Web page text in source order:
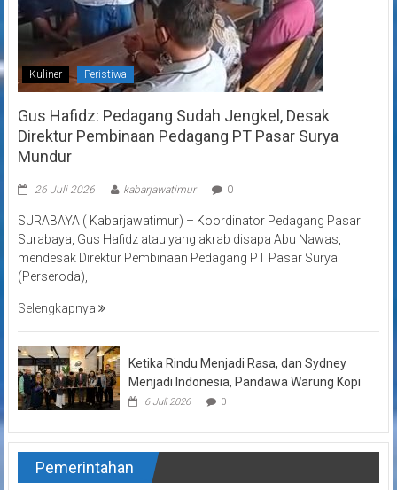
Kuliner Peristiwa
Gus Hafidz: Pedagang Sudah Jengkel, Desak
Direktur Pembinaan Pedagang PT Pasar Surya
Mundur
26 Juli 2026 kabarjawatimur 0
SURABAYA ( Kabarjawatimur) – Koordinator Pedagang Pasar
Surabaya, Gus Hafidz atau yang akrab disapa Abu Nawas,
mendesak Direktur Pembinaan Pedagang PT Pasar Surya
(Perseroda),
Selengkapnya
Ketika Rindu Menjadi Rasa, dan Sydney
Menjadi Indonesia, Pandawa Warung Kopi
6 Juli 2026 0
Pemerintahan